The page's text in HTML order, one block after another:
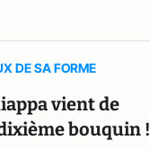
DE SA FORME
vient de
bouquin !